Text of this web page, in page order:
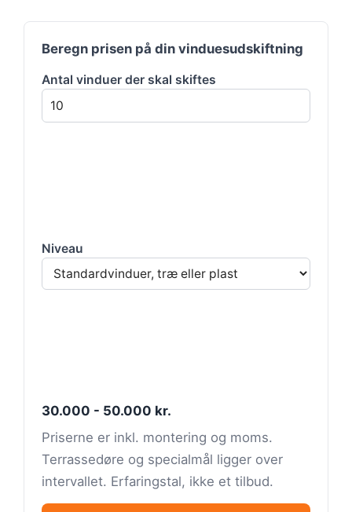
Beregn prisen på din vinduesudskiftning
Antal vinduer der skal skiftes
Niveau
30.000 - 50.000 kr.
Priserne er inkl. montering og moms.
Terrassedøre og specialmål ligger over
intervallet. Erfaringstal, ikke et tilbud.